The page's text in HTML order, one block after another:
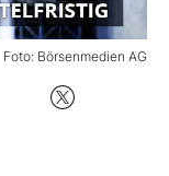
Foto: Börsenmedien AG